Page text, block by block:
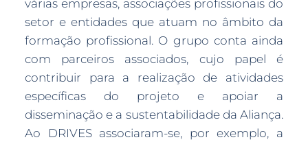
várias empresas, associações profissionais do
setor e entidades que atuam no âmbito da
formação profissional. O grupo conta ainda
com parceiros associados, cujo papel é
contribuir para a realização de atividades
específicas do projeto e apoiar a
disseminação e a sustentabilidade da Aliança.
Ao DRIVES associaram-se, por exemplo, a